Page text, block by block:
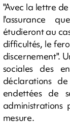
"Avec la lettre
l'assurance
étudieront au
difficultés, le
discernement".
sociales des
déclarations
endettées de
mesure.